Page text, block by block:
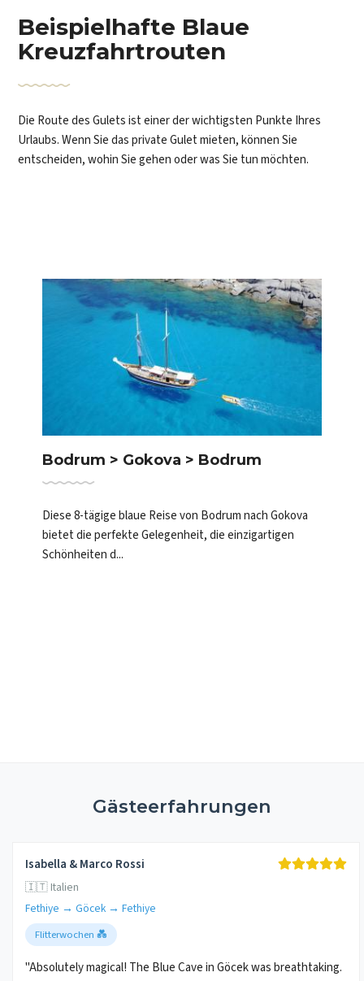
Beispielhafte Blaue
Kreuzfahrtrouten
Die Route des Gulets ist einer der wichtigsten Punkte Ihres
Urlaubs. Wenn Sie das private Gulet mieten, können Sie
entscheiden, wohin Sie gehen oder was Sie tun möchten.
Bodrum > Gokova > Bodrum
Diese 8-tägige blaue Reise von Bodrum nach Gokova
bietet die perfekte Gelegenheit, die einzigartigen
Schönheiten d...
Gästeerfahrungen
Isabella & Marco Rossi
🇮🇹 Italien
Fethiye → Göcek → Fethiye
Flitterwochen 💑
"Absolutely magical! The Blue Cave in Göcek was breathtaking.